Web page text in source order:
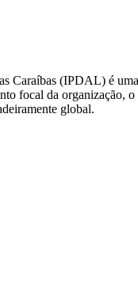
Caraíbas (IPDAL) é
focal da organização,
global.